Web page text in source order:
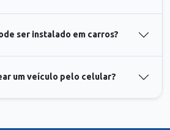
ser instalado em carros?
um veículo pelo celular?